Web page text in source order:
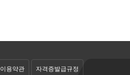
이용약관 자격증발급규정